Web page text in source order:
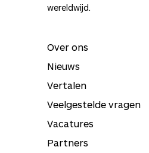
wereldwijd.
Over ons
Nieuws
Vertalen
Veelgestelde vragen
Vacatures
Partners